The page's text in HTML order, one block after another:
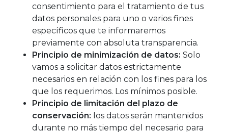
consentimiento para el tratamiento de tus
datos personales para uno o varios fines
específicos que te informaremos
previamente con absoluta transparencia.
Principio de minimización de datos: Solo
vamos a solicitar datos estrictamente
necesarios en relación con los fines para los
que los requerimos. Los mínimos posible.
Principio de limitación del plazo de
conservación: los datos serán mantenidos
durante no más tiempo del necesario para